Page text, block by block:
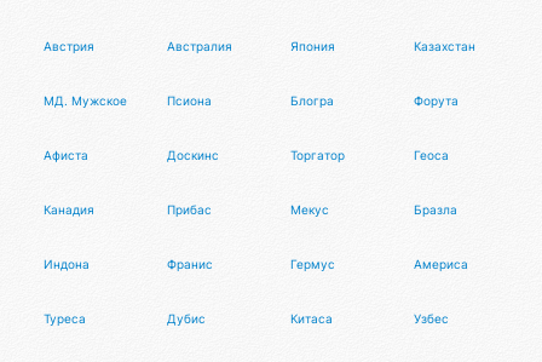
Австрия Австралия Япония Казахстан
МД. Мужское движениеПсиона Блогра Форута
Афиста Доскинс Торгатор Геоса
Канадия Прибас Мекус Бразла
Индона Франис Гермус Америса
Туреса Дубис Китаса Узбес